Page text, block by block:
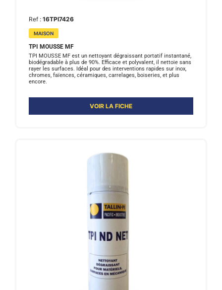
Ref : 16TPI7426
MAISON
TPI MOUSSE MF
TPI MOUSSE MF est un nettoyant dégraissant portatif instantané,
biodégradable à plus de 90%. Efficace et polyvalent, il nettoie sans
rayer les surfaces. Idéal pour des interventions rapides sur inox,
chromes, faïences, céramiques, carrelages, boiseries, et plus
encore.
VOIR LA FICHE